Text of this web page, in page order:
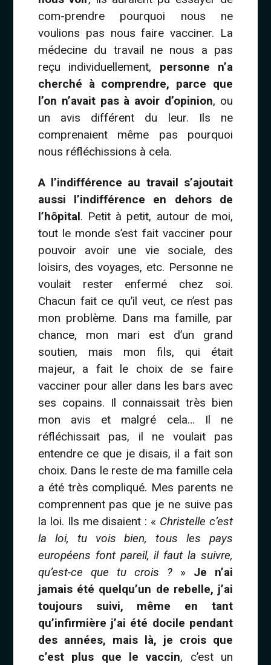
com-prendre pourquoi nous ne
voulions pas nous faire vacciner. La
médecine du travail ne nous a pas
reçu individuellement, personne n’a
cherché à comprendre, parce que
l’on n’avait pas à avoir d’opinion, ou
un avis différent du leur. Ils ne
comprenaient même pas pourquoi
nous réfléchissions à cela.
A l’indifférence au travail s’ajoutait
aussi l’indifférence en dehors de
l’hôpital. Petit à petit, autour de moi,
tout le monde s’est fait vacciner pour
pouvoir avoir une vie sociale, des
loisirs, des voyages, etc. Personne ne
voulait rester enfermé chez soi.
Chacun fait ce qu’il veut, ce n’est pas
mon problème. Dans ma famille, par
chance, mon mari est d’un grand
soutien, mais mon fils, qui était
majeur, a fait le choix de se faire
vacciner pour aller dans les bars avec
ses copains. Il connaissait très bien
mon avis et malgré cela… Il ne
réfléchissait pas, il ne voulait pas
entendre ce que je disais, il a fait son
choix. Dans le reste de ma famille cela
a été très compliqué. Mes parents ne
comprennent pas que je ne suive pas
la loi. Ils me disaient : « Christelle c’est
la loi, tu vois bien, tous les pays
européens font pareil, il faut la suivre,
qu’est-ce que tu crois ? » Je n’ai
jamais été quelqu’un de rebelle, j’ai
toujours suivi, même en tant
qu’infirmière j’ai été docile pendant
des années, mais là, je crois que
c’est plus que le vaccin, c’est un